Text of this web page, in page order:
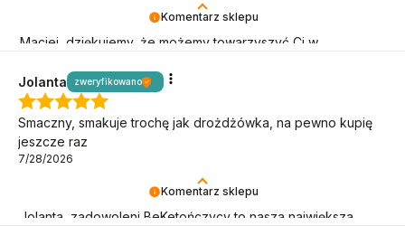
Komentarz sklepu
Maciej, dziękujemy, że możemy towarzyszyć Ci w
Komentarz sklepu
Jolanta, zadowoleni BeKetończycy to nasza największa
Jolanta zweryfikowano
Smaczny, smakuje trochę jak drożdżówka, na pewno kupię
jeszcze raz
7/28/2026